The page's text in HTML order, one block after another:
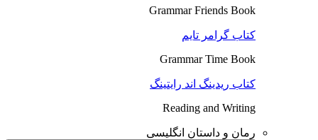
Grammar Friends Book
کتاب گرامر تایم
Grammar Time Book
کتاب ریدینگ اند رایتینگ
Reading and Writing
رمان و داستان انگلیسی